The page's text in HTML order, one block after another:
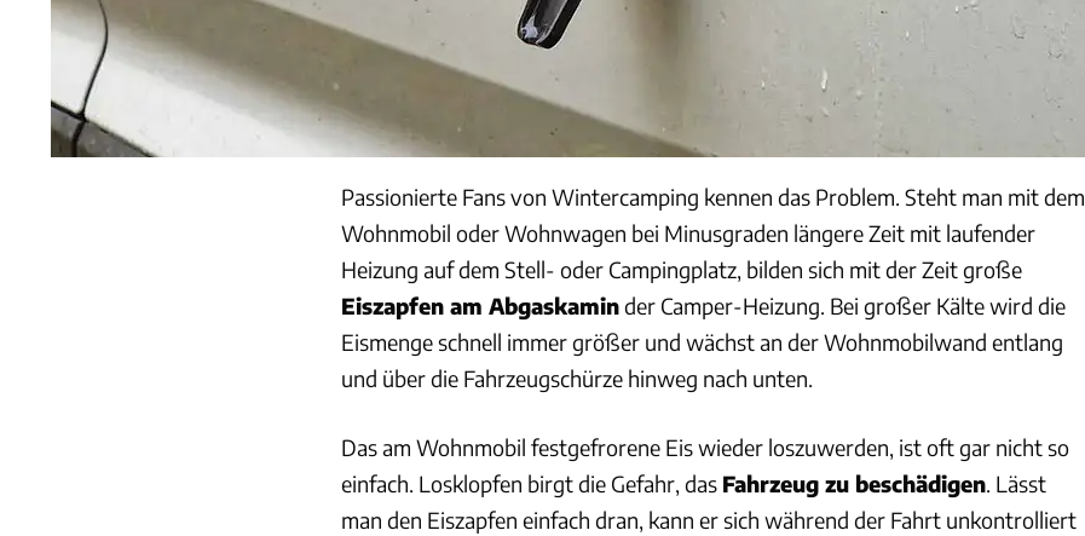
Passionierte Fans von Wintercamping kennen das Problem. Steht man mit dem
Wohnmobil oder Wohnwagen bei Minusgraden längere Zeit mit laufender
Heizung auf dem Stell- oder Campingplatz, bilden sich mit der Zeit große
Eiszapfen am Abgaskaminder Camper-Heizung. Bei großer Kälte wird die
Eismenge schnell immer größer und wächst an der Wohnmobilwand entlang
und über die Fahrzeugschürze hinweg nach unten.
Das am Wohnmobil festgefrorene Eis wieder loszuwerden, ist oft gar nicht so
einfach. Losklopfen birgt die Gefahr, das Fahrzeug zu beschädigen. Lässt
man den Eiszapfen einfach dran, kann er sich während der Fahrt unkontrolliert